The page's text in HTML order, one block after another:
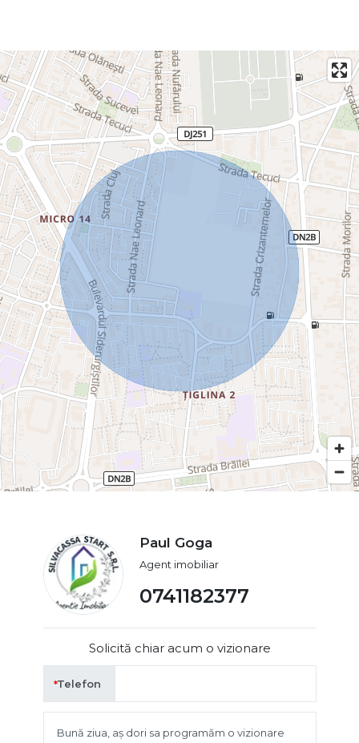
Paul Goga
Agent imobiliar
0741182377
Solicită chiar acum o vizionare
Telefon